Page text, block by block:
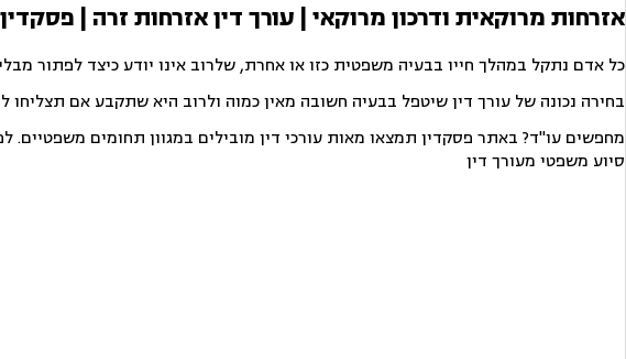
אזרחות מרוקאית ודרכון מרוקאי | עורך דין אזרחות זרה |
כל אדם נתקל במהלך חייו בבעיה משפטית כזו או אחרת, שלרוב אינו יודע כיצד לפתור
בחירה נכונה של עורך דין שיטפל בבעיה חשובה מאין כמוה ולרוב היא שתקבע אם תצליחו
מחפשים עו"ד? באתר פסקדין תמצאו מאות עורכי דין מובילים במגוון תחומים משפטיים.
סיוע משפטי מעורך דין